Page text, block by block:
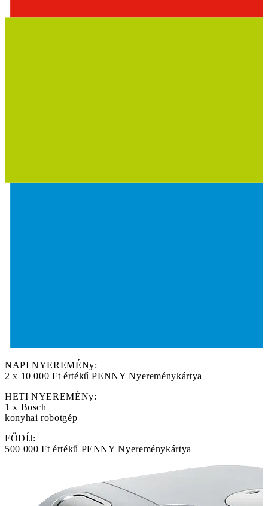
NAPI NYEREMÉNy:
2 x 10 000 Ft értékű PENNY Nyereménykártya
HETI NYEREMÉNy:
1 x Bosch
konyhai robotgép
FŐDÍJ:
500 000 Ft értékű PENNY Nyereménykártya